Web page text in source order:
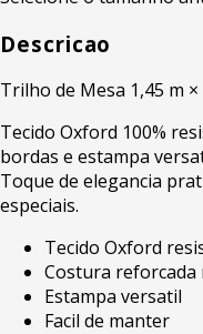
Descricao
Trilho de Mesa 1,45 m ×
Tecido Oxford 100%
bordas e estampa
Toque de elegancia
especiais.
Tecido Oxford
Costura reforcada
Estampa versatil
Facil de manter